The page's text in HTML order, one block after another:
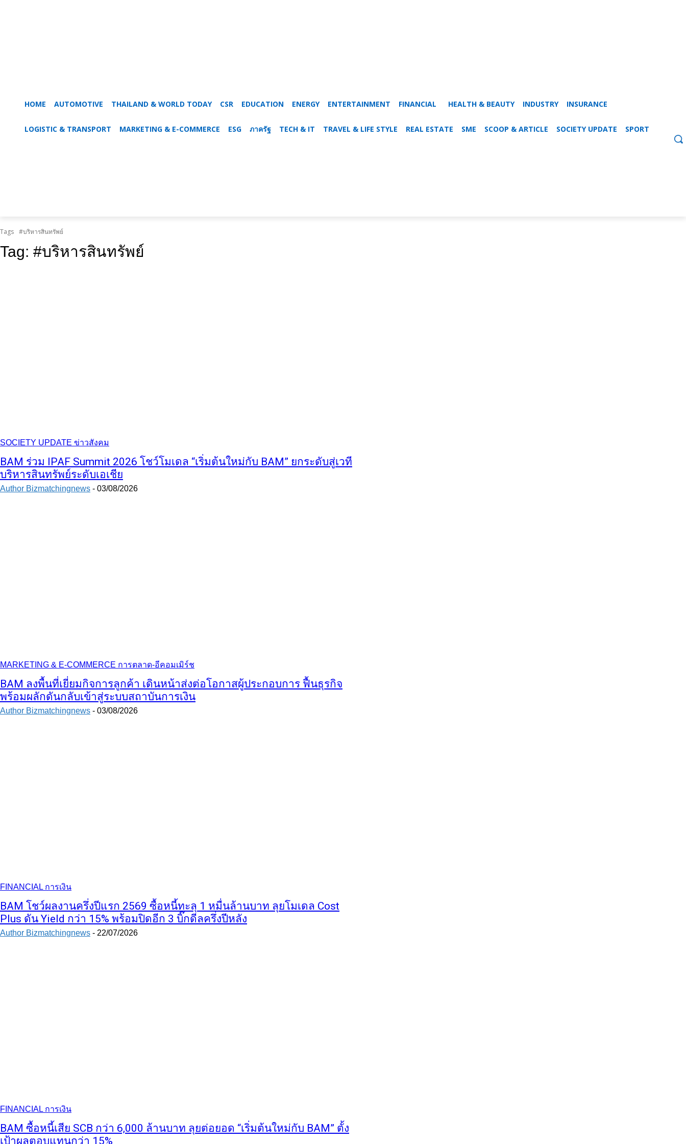
HOME AUTOMOTIVE THAILAND & WORLD TODAY CSR EDUCATION ENERGY ENTERTAINMENT FINANCIAL HEALTH & BEAUTY INDUSTRY INSURANCE
LOGISTIC & TRANSPORT MARKETING & E-COMMERCE ESG ภาครัฐ TECH & IT TRAVEL & LIFE STYLE REAL ESTATE SME SCOOP & ARTICLE SOCIETY UPDATE SPORT
Tags #บริหารสินทรัพย์
Tag: #บริหารสินทรัพย์
SOCIETY UPDATE ข่าวสังคม
BAM ร่วม IPAF Summit 2026 โชว์โมเดล “เริ่มต้นใหม่กับ BAM” ยกระดับสู่เวที
บริหารสินทรัพย์ระดับเอเชีย
Author Bizmatchingnews - 03/08/2026
MARKETING & E-COMMERCE การตลาด-อีคอมเมิร์ช
BAM ลงพื้นที่เยี่ยมกิจการลูกค้า เดินหน้าส่งต่อโอกาสผู้ประกอบการ ฟื้นธุรกิจ
พร้อมผลักดันกลับเข้าสู่ระบบสถาบันการเงิน
Author Bizmatchingnews - 03/08/2026
FINANCIAL การเงิน
BAM โชว์ผลงานครึ่งปีแรก 2569 ซื้อหนี้ทะลุ 1 หมื่นล้านบาท ลุยโมเดล Cost
Plus ดัน Yield กว่า 15% พร้อมปิดอีก 3 บิ๊กดีลครึ่งปีหลัง
Author Bizmatchingnews - 22/07/2026
FINANCIAL การเงิน
BAM ซื้อหนี้เสีย SCB กว่า 6,000 ล้านบาท ลุยต่อยอด “เริ่มต้นใหม่กับ BAM” ตั้ง
เป้าผลตอบแทนกว่า 15%